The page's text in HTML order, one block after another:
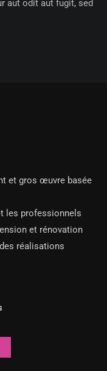
aut odit aut fugit, sed
et gros œuvre basée
les professionnels
et rénovation
réalisations